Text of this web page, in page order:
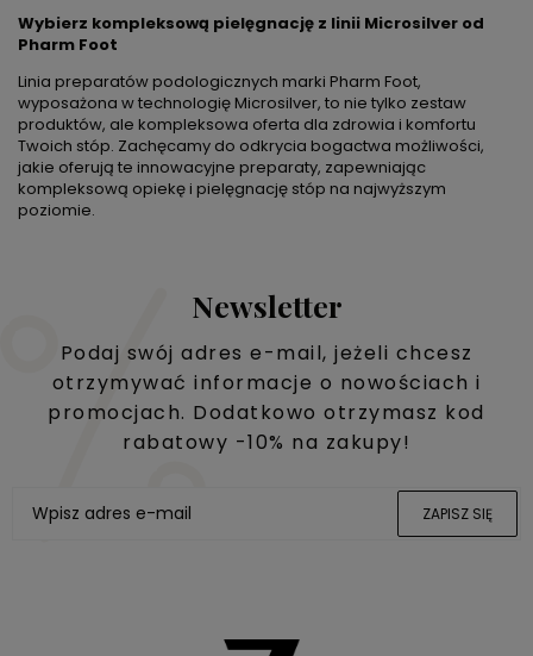
Wybierz kompleksową pielęgnację z linii Microsilver od
Pharm Foot
Linia preparatów podologicznych marki Pharm Foot,
wyposażona w technologię Microsilver, to nie tylko zestaw
produktów, ale kompleksowa oferta dla zdrowia i komfortu
Twoich stóp. Zachęcamy do odkrycia bogactwa możliwości,
jakie oferują te innowacyjne preparaty, zapewniając
kompleksową opiekę i pielęgnację stóp na najwyższym
poziomie.
Newsletter
Podaj swój adres e-mail, jeżeli chcesz
otrzymywać informacje o nowościach i
promocjach. Dodatkowo otrzymasz kod
rabatowy -10% na zakupy!
ZAPISZ SIĘ